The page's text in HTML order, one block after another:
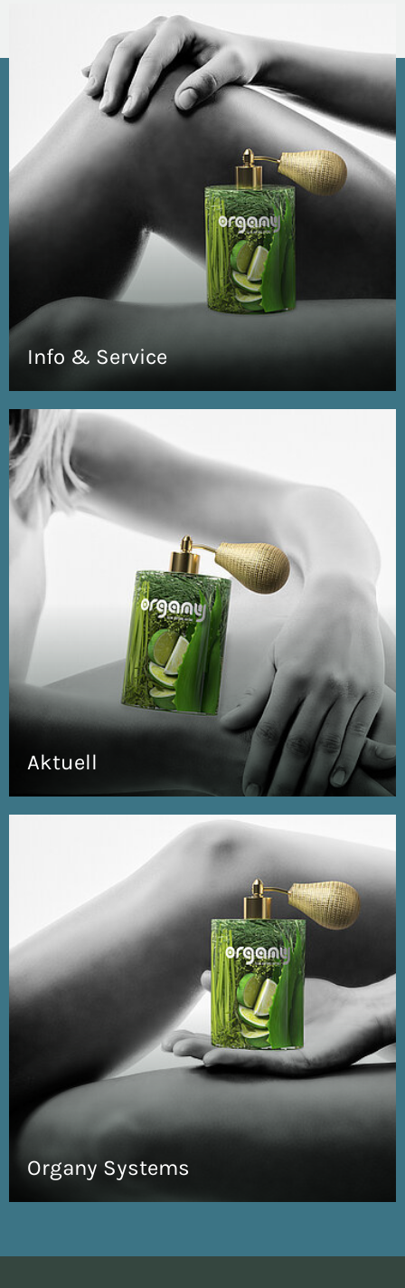
Info & Service
Aktuell
Organy Systems